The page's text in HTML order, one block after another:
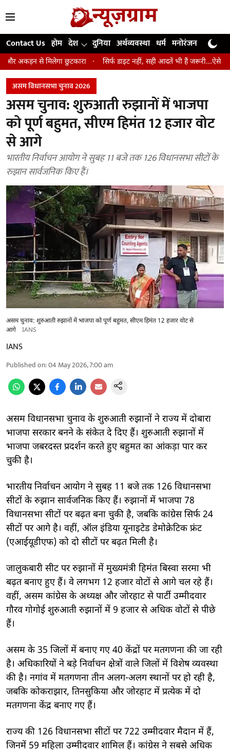
Contact Us होम देश दुनिया अर्थव्यवस्था धर्म मनोरंजन खेल
छुटकारा सिर्फ डाइट नहीं, सही आदतें भी हैं जरूरी...ऐसे रखें वजन पर
असम विधानसभा चुनाव 2026
असम चुनाव: शुरुआती रुझानों में भाजपा
को पूर्ण बहुमत, सीएम हिमंत 12 हजार वोट
से आगे
भारतीय निर्वाचन आयोग ने सुबह 11 बजे तक 126 विधानसभा सीटों के
रुझान सार्वजनिक किए हैं।
असम चुनाव: शुरुआती रुझानों में भाजपा को पूर्ण बहुमत, सीएम हिमंत 12 हजार वोट से
आगे
IANS
IANS
Published on:04 May 2026, 7:00 am
असम विधानसभा चुनाव के शुरुआती रुझानों ने राज्य में दोबारा
भाजपा सरकार बनने के संकेत दे दिए हैं। शुरुआती रुझानों में
भाजपा जबरदस्त प्रदर्शन करते हुए बहुमत का आंकड़ा पार कर
चुकी है।
भारतीय निर्वाचन आयोग ने सुबह 11 बजे तक 126 विधानसभा
सीटों के रुझान सार्वजनिक किए हैं। रुझानों में भाजपा 78
विधानसभा सीटों पर बढ़त बना चुकी है, जबकि कांग्रेस सिर्फ 24
सीटों पर आगे है। वहीं, ऑल इंडिया यूनाइटेड डेमोक्रेटिक फ्रंट
(एआईयूडीएफ) को दो सीटों पर बढ़त मिली है।
जालुकबारी सीट पर रुझानों में मुख्यमंत्री हिमंत बिस्वा सरमा भी
बढ़त बनाए हुए हैं। वे लगभग 12 हजार वोटों से आगे चल रहे हैं।
वहीं, असम कांग्रेस के अध्यक्ष और जोरहाट से पार्टी उम्मीदवार
गौरव गोगोई शुरुआती रुझानों में 9 हजार से अधिक वोटों से पीछे
हैं।
असम के 35 जिलों में बनाए गए 40 केंद्रों पर मतगणना की जा रही
है। अधिकारियों ने बड़े निर्वाचन क्षेत्रों वाले जिलों में विशेष व्यवस्था
की है। नगांव में मतगणना तीन अलग-अलग स्थानों पर हो रही है,
जबकि कोकराझार, तिनसुकिया और जोरहाट में प्रत्येक में दो
मतगणना केंद्र बनाए गए हैं।
राज्य की 126 विधानसभा सीटों पर 722 उम्मीदवार मैदान में हैं,
जिनमें 59 महिला उम्मीदवार शामिल हैं। कांग्रेस ने सबसे अधिक